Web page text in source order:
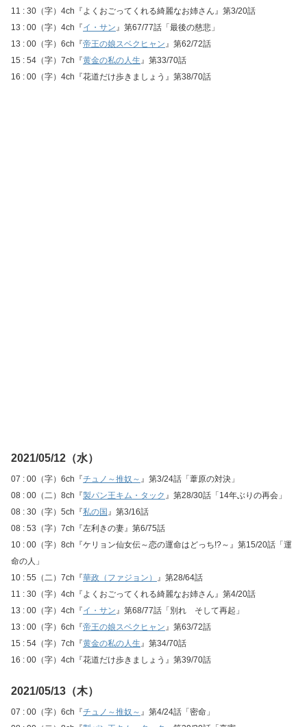
11 : 30（字）4ch『よくおごってくれる綺麗なお姉さん』第3/20話
13 : 00（字）4ch『イ・サン』第67/77話「最後の慈悲」
13 : 00（字）6ch『帝王の娘スベクヒャン』第62/72話
15 : 54（字）7ch『黄金の私の人生』第33/70話
16 : 00（字）4ch『花道だけ歩きましょう』第38/70話
2021/05/12（水）
07 : 00（字）6ch『チュノ～推奴～ 』第3/24話「葦原の対決」
08 : 00（二）8ch『製パン王キム・タック 』第28/30話「14年ぶりの再会」
08 : 30（字）5ch『私の国 』第3/16話
08 : 53（字）7ch『左利きの妻』第6/75話
10 : 00（字）8ch『ケリョン仙女伝～恋の運命はどっち!?～』第15/20話「運
命の人」
10 : 55（二）7ch『華政（ファジョン） 』第28/64話
11 : 30（字）4ch『よくおごってくれる綺麗なお姉さん』第4/20話
13 : 00（字）4ch『イ・サン』第68/77話「別れ そして再起」
13 : 00（字）6ch『帝王の娘スベクヒャン』第63/72話
15 : 54（字）7ch『黄金の私の人生』第34/70話
16 : 00（字）4ch『花道だけ歩きましょう』第39/70話
2021/05/13（木）
07 : 00（字）6ch『チュノ～推奴～ 』第4/24話「密命」